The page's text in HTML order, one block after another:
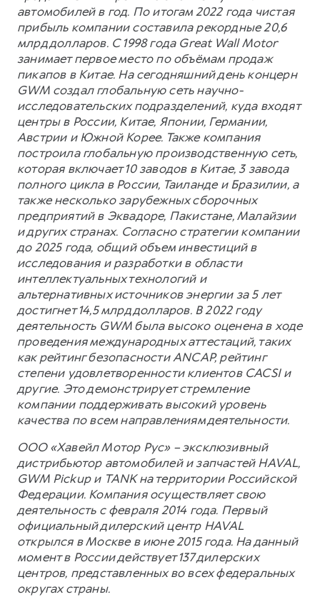
автомобилей в год. По итогам 2022 года чистая
прибыль компании составила рекордные 20,6
млрд долларов. С 1998 года Great Wall Motor
занимает первое место по объёмам продаж
пикапов в Китае. На сегодняшний день концерн
GWM создал глобальную сеть научно-
исследовательских подразделений, куда входят
центры в России, Китае, Японии, Германии,
Австрии и Южной Корее. Также компания
построила глобальную производственную сеть,
которая включает 10 заводов в Китае, 3 завода
полного цикла в России, Таиланде и Бразилии, а
также несколько зарубежных сборочных
предприятий в Эквадоре, Пакистане, Малайзии
и других странах. Согласно стратегии компании
до 2025 года, общий объем инвестиций в
исследования и разработки в области
интеллектуальных технологий и
альтернативных источников энергии за 5 лет
достигнет 14,5 млрд долларов. В 2022 году
деятельность GWM была высоко оценена в ходе
проведения международных аттестаций, таких
как рейтинг безопасности ANCAP, рейтинг
степени удовлетворенности клиентов CACSI и
другие. Это демонстрирует стремление
компании поддерживать высокий уровень
качества по всем направлениям деятельности.
ООО «Хавейл Мотор Рус» – эксклюзивный
дистрибьютор автомобилей и запчастей HAVAL,
GWM Pickup и TANK на территории Российской
Федерации. Компания осуществляет свою
деятельность с февраля 2014 года. Первый
официальный дилерский центр HAVAL
открылся в Москве в июне 2015 года. На данный
момент в России действует 137 дилерских
центров, представленных во всех федеральных
округах страны.